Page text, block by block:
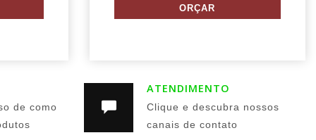
de como
ATENDIMENTO
Clique e descubra nossos
canais de contato